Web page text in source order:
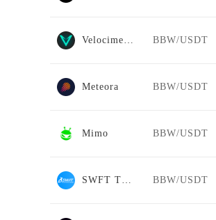
BBW/USDT
Meteora BBW/USDT
Mimo BBW/USDT
BBW/USDT